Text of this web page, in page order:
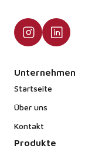
Unternehmen
Startseite
Über uns
Kontakt
Produkte